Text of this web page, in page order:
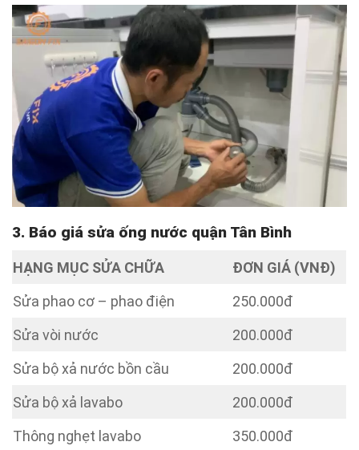
3. Báo giá sửa ống nước quận Tân Bình
HẠNG MỤC SỬA CHỮA
ĐƠN GIÁ (VNĐ)
Sửa phao cơ – phao điện
250.000đ
Sửa vòi nước
200.000đ
Sửa bộ xả nước bồn cầu
200.000đ
Sửa bộ xả lavabo
200.000đ
Thông nghẹt lavabo
350.000đ